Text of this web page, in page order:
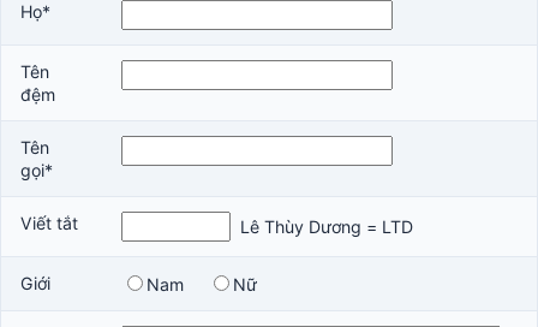
Họ*
Tên
đệm
Tên
gọi*
Viết tắt Lê Thùy Dương = LTD
Giới Nam Nữ